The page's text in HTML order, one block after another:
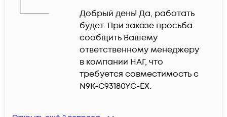
Добрый день! Да, работать
будет. При заказе просьба
сообщить Вашему
ответственному менеджеру
в компании НАГ, что
требуется совместимость с
N9K-C93180YC-EX.